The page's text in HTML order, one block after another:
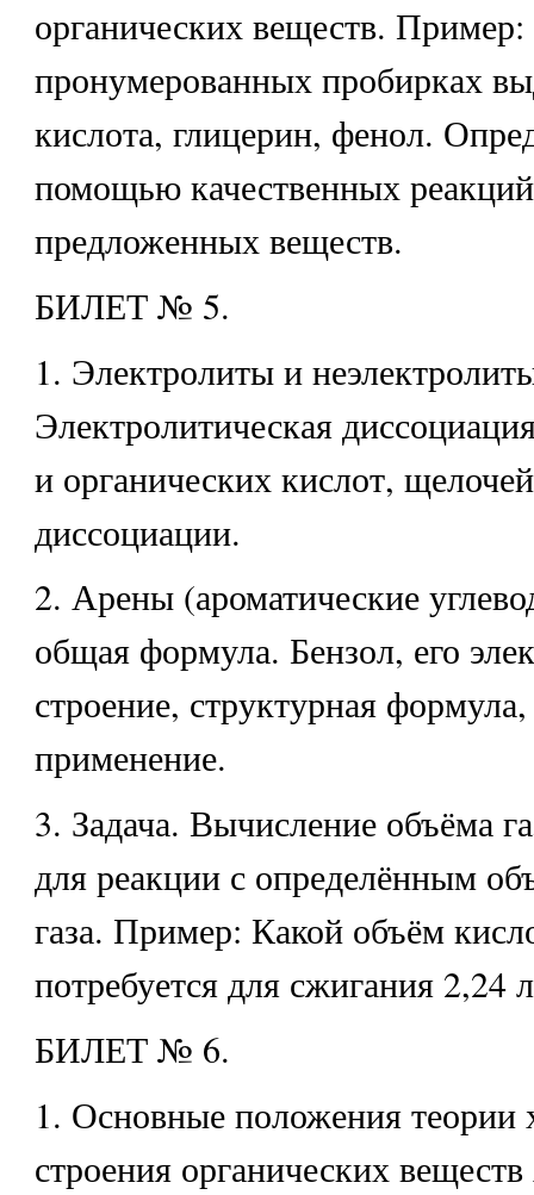
органических веществ.
пронумерованных пробирках
кислота, глицерин, фенол.
помощью качественных
предложенных веществ.
БИЛЕТ № 5.
1. Электролиты и
Электролитическая
и органических кислот,
диссоциации.
2. Арены (ароматические
общая формула. Бензол, его
строение, структурная формула,
применение.
3. Задача. Вычисление объёма
для реакции с определённым
газа. Пример: Какой объём
потребуется для сжигания 2,24
БИЛЕТ № 6.
1. Основные положения теории
строения органических